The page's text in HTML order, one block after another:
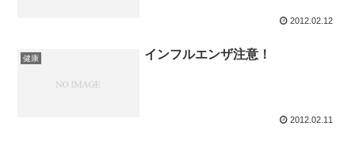
2012.02.12
健康 インフルエンザ注意！
2012.02.11